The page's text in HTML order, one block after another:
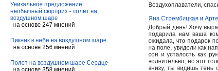
Уникальное предложение:
необычный сюрприз - полет на
воздушном шаре
на основе 247 мнений
Пикник в небе на воздушном шаре
на основе 256 мнений
Полет на воздушном шаре Сердце
на основе 358 мнений
Воздухоплаватели,
Яна Стрембицкая и
Добрый день! Хочу
подарила нам ваша
ожидала, что подарок
на поле, увидели как
сон и усталость как
волнительно, но это
внизу, ты видишь тень